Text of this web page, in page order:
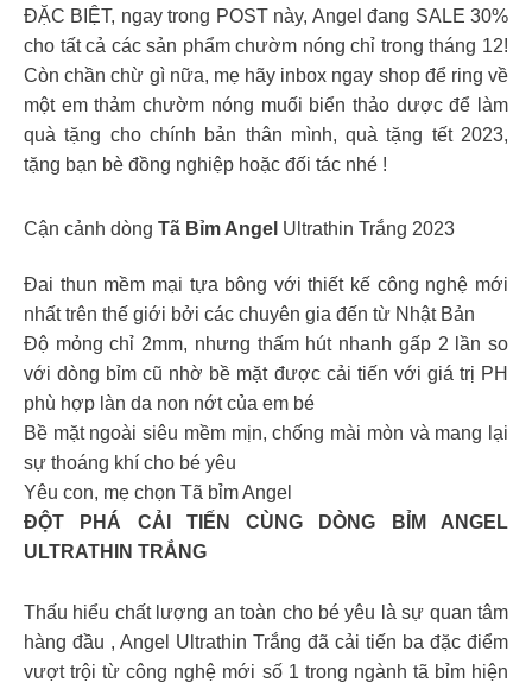
ĐẶC BIỆT, ngay trong POST này, Angel đang SALE 30%
cho tất cả các sản phẩm chườm nóng chỉ trong tháng 12!
Còn chần chừ gì nữa, mẹ hãy inbox ngay shop để ring về
một em thảm chườm nóng muối biển thảo dược để làm
quà tặng cho chính bản thân mình, quà tặng tết 2023,
tặng bạn bè đồng nghiệp hoặc đối tác nhé !
Cận cảnh dòng Tã Bỉm Angel Ultrathin Trắng 2023
Đai thun mềm mại tựa bông với thiết kế công nghệ mới
nhất trên thế giới bởi các chuyên gia đến từ Nhật Bản
Độ mỏng chỉ 2mm, nhưng thấm hút nhanh gấp 2 lần so
với dòng bỉm cũ nhờ bề mặt được cải tiến với giá trị PH
phù hợp làn da non nớt của em bé
Bề mặt ngoài siêu mềm mịn, chống mài mòn và mang lại
sự thoáng khí cho bé yêu
Yêu con, mẹ chọn Tã bỉm Angel
ĐỘT PHÁ CẢI TIẾN CÙNG DÒNG BỈM ANGEL
ULTRATHIN TRẮNG
Thấu hiểu chất lượng an toàn cho bé yêu là sự quan tâm
hàng đầu , Angel Ultrathin Trắng đã cải tiến ba đặc điểm
vượt trội từ công nghệ mới số 1 trong ngành tã bỉm hiện